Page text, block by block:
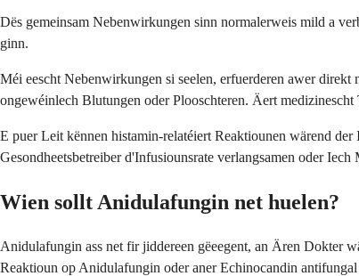
Dës gemeinsam Nebenwirkungen sinn normalerweis mild a
ginn.
Méi eescht Nebenwirkungen si seelen, erfuerderen awer
ongewéinlech Blutungen oder Plooschteren. Äert
E puer Leit kënnen histamin-relatéiert Reaktiounen wärend
Gesondheetsbetreiber d'Infusiounsrate verlangsamen oder
Wien sollt Anidulafungin net huelen?
Anidulafungin ass net fir jiddereen gëeegent, an Ären Dokter
Reaktioun op Anidulafungin oder aner Echinocandin